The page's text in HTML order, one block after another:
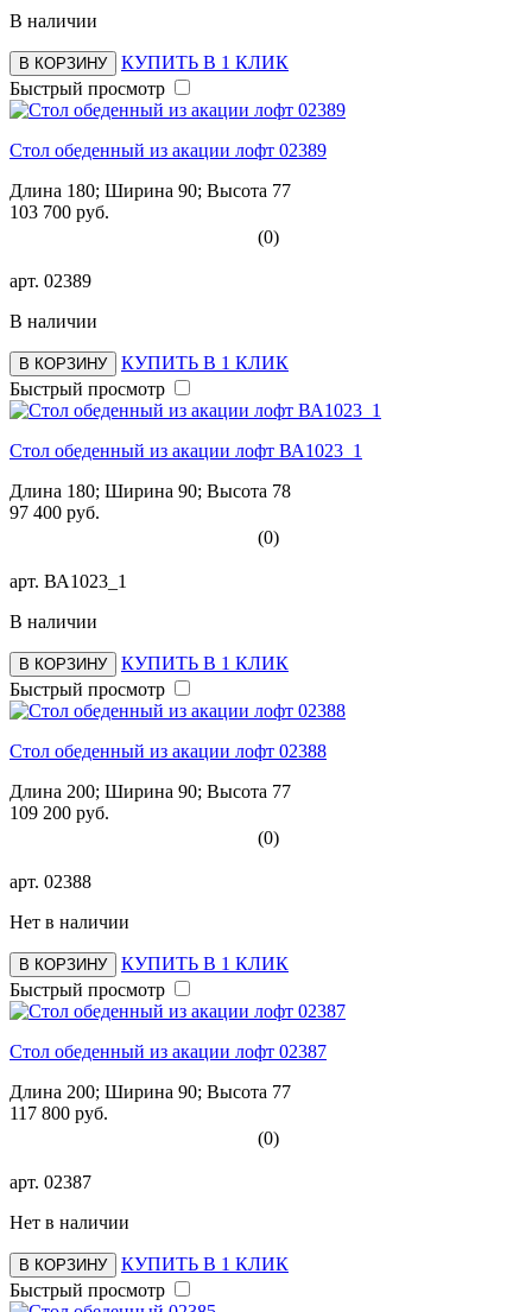
В наличии
В КОРЗИНУ
КУПИТЬ В 1 КЛИК
Быстрый просмотр
Стол обеденный из акации лофт 02389
Длина 180; Ширина 90; Высота 77
103 700 руб.
(0)
арт. 02389
В наличии
В КОРЗИНУ
КУПИТЬ В 1 КЛИК
Быстрый просмотр
Стол обеденный из акации лофт ВА1023_1
Длина 180; Ширина 90; Высота 78
97 400 руб.
(0)
арт. ВА1023_1
В наличии
В КОРЗИНУ
КУПИТЬ В 1 КЛИК
Быстрый просмотр
Стол обеденный из акации лофт 02388
Длина 200; Ширина 90; Высота 77
109 200 руб.
(0)
арт. 02388
Нет в наличии
В КОРЗИНУ
КУПИТЬ В 1 КЛИК
Быстрый просмотр
Стол обеденный из акации лофт 02387
Длина 200; Ширина 90; Высота 77
117 800 руб.
(0)
арт. 02387
Нет в наличии
В КОРЗИНУ
КУПИТЬ В 1 КЛИК
Быстрый просмотр